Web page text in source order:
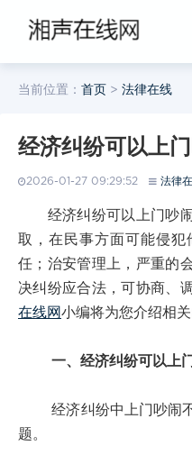
当前位置： 首页 > 法律在线
经济纠纷可以上
2026-01-27 09:29:52 法律
经济纠纷可以上门吵闹
取，在民事方面可能侵
任；治安管理上，严重的
决纠纷应合法，可协商、
在线网小编将为您介绍相关
一、经济纠纷可以上
经济纠纷中上门吵闹不
题。